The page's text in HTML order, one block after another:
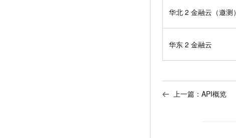
华北 2 金融云（邀测）
华东 2 金融云
上一篇： API概览